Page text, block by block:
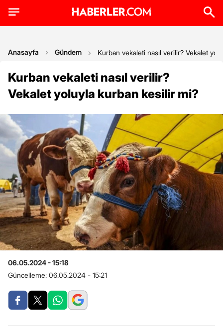
Anasayfa Gündem Kurban vekaleti nasıl verilir? Vekalet
Kurban vekaleti nasıl verilir?
Vekalet yoluyla kurban kesilir mi?
06.05.2024 - 15:18
Güncelleme: 06.05.2024 - 15:21